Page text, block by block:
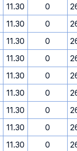
11.30 0
11.30 0
11.30 0
11.30 0
11.30 0
11.30 0
11.30 0
11.30 0
11.30 0